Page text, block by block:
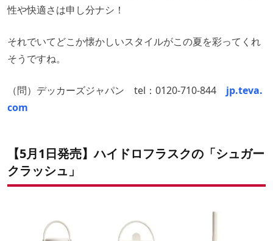
性や快適さは申し分ナシ！
それでいてどこか懐かしいスタイルがこの夏を彩ってくれ
そうですね。
（問）デッカーズジャパン tel：0120-710-844 jp.teva.
com
【5月1日発売】ハイドロフラスクの「シュガー
クラッシュ」